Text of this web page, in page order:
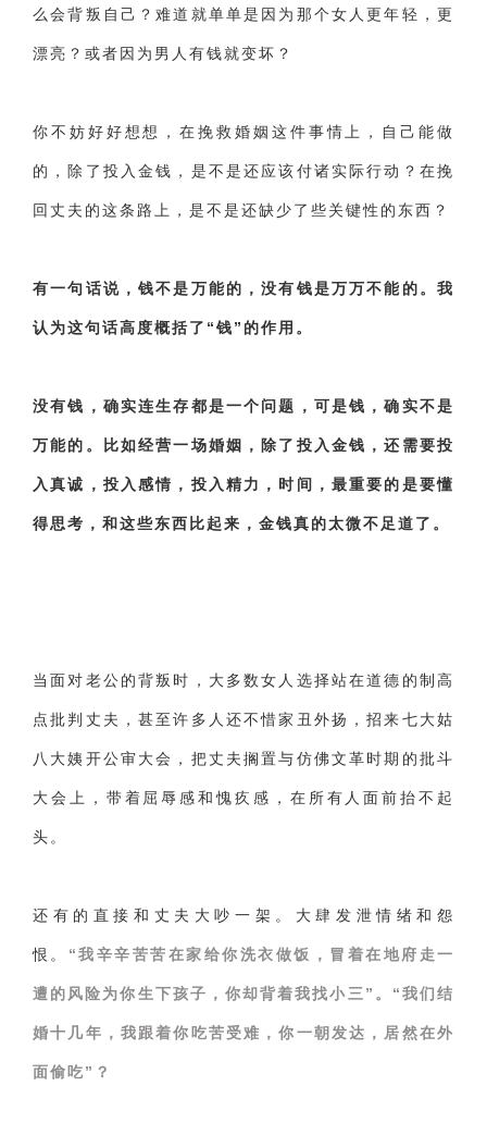
交流沟通 约会 情感语录 情商 两性健康
其他
么会背叛自己？难道就单单是因为那个女人更年轻，更
漂亮？或者因为男人有钱就变坏？
你不妨好好想想，在挽救婚姻这件事情上，自己能做
的，除了投入金钱，是不是还应该付诸实际行动？在挽
回丈夫的这条路上，是不是还缺少了些关键性的东西？
有一句话说，钱不是万能的，没有钱是万万不能的。我
认为这句话高度概括了“钱”的作用。
没有钱，确实连生存都是一个问题，可是钱，确实不是
万能的。比如经营一场婚姻，除了投入金钱，还需要投
入真诚，投入感情，投入精力，时间，最重要的是要懂
得思考，和这些东西比起来，金钱真的太微不足道了。
当面对老公的背叛时，大多数女人选择站在道德的制高
点批判丈夫，甚至许多人还不惜家丑外扬，招来七大姑
八大姨开公审大会，把丈夫搁置与仿佛文革时期的批斗
大会上，带着屈辱感和愧疚感，在所有人面前抬不起
头。
还有的直接和丈夫大吵一架。大肆发泄情绪和怨
恨。 “我辛辛苦苦在家给你洗衣做饭，冒着在地府走一
遭的风险为你生下孩子，你却背着我找小三”。“我们结
婚十几年，我跟着你吃苦受难，你一朝发达，居然在外
面偷吃”？